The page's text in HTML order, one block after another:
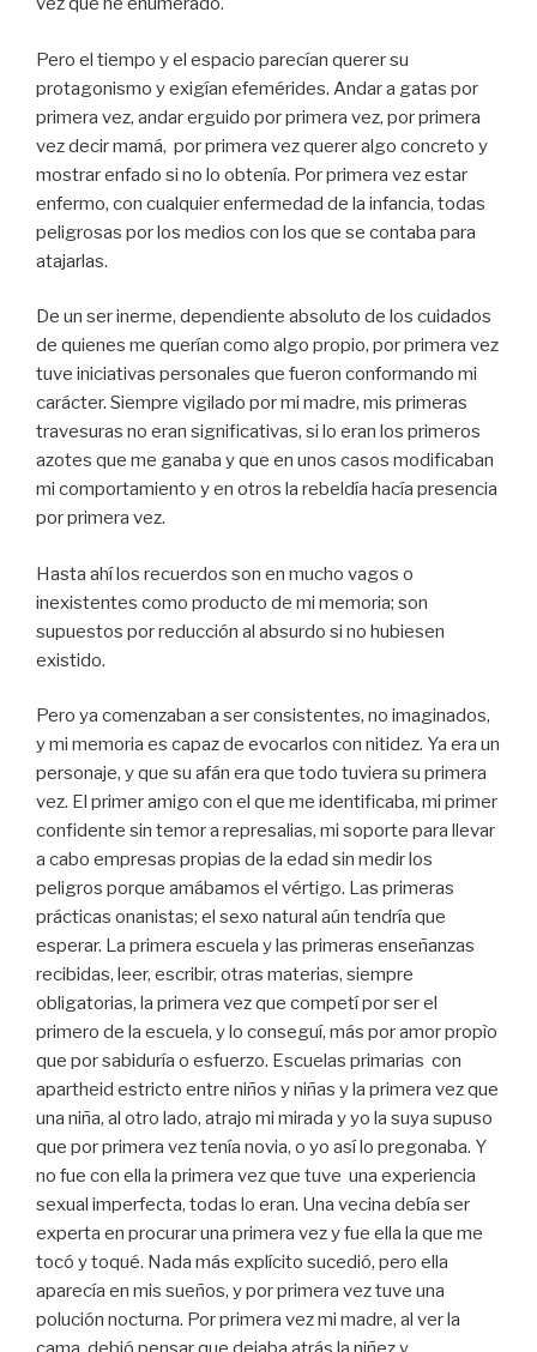
Pero el tiempo y el espacio parecían querer su
protagonismo y exigían efemérides. Andar a gatas por
primera vez, andar erguido por primera vez, por primera
vez decir mamá, por primera vez querer algo concreto y
mostrar enfado si no lo obtenía. Por primera vez estar
enfermo, con cualquier enfermedad de la infancia, todas
peligrosas por los medios con los que se contaba para
atajarlas.
De un ser inerme, dependiente absoluto de los cuidados
de quienes me querían como algo propio, por primera vez
tuve iniciativas personales que fueron conformando mi
carácter. Siempre vigilado por mi madre, mis primeras
travesuras no eran significativas, si lo eran los primeros
azotes que me ganaba y que en unos casos modificaban
mi comportamiento y en otros la rebeldía hacía presencia
por primera vez.
Hasta ahí los recuerdos son en mucho vagos o
inexistentes como producto de mi memoria; son
supuestos por reducción al absurdo si no hubiesen
existido.
Pero ya comenzaban a ser consistentes, no imaginados,
y mi memoria es capaz de evocarlos con nitidez. Ya era un
personaje, y que su afán era que todo tuviera su primera
vez. El primer amigo con el que me identificaba, mi primer
confidente sin temor a represalias, mi soporte para llevar
a cabo empresas propias de la edad sin medir los
peligros porque amábamos el vértigo. Las primeras
prácticas onanistas; el sexo natural aún tendría que
esperar. La primera escuela y las primeras enseñanzas
recibidas, leer, escribir, otras materias, siempre
obligatorias, la primera vez que competí por ser el
primero de la escuela, y lo conseguí, más por amor propìo
que por sabiduría o esfuerzo. Escuelas primarias con
apartheid estricto entre niños y niñas y la primera vez que
una niña, al otro lado, atrajo mi mirada y yo la suya supuso
que por primera vez tenía novia, o yo así lo pregonaba. Y
no fue con ella la primera vez que tuve una experiencia
sexual imperfecta, todas lo eran. Una vecina debía ser
experta en procurar una primera vez y fue ella la que me
tocó y toqué. Nada más explícito sucedió, pero ella
aparecía en mis sueños, y por primera vez tuve una
polución nocturna. Por primera vez mi madre, al ver la